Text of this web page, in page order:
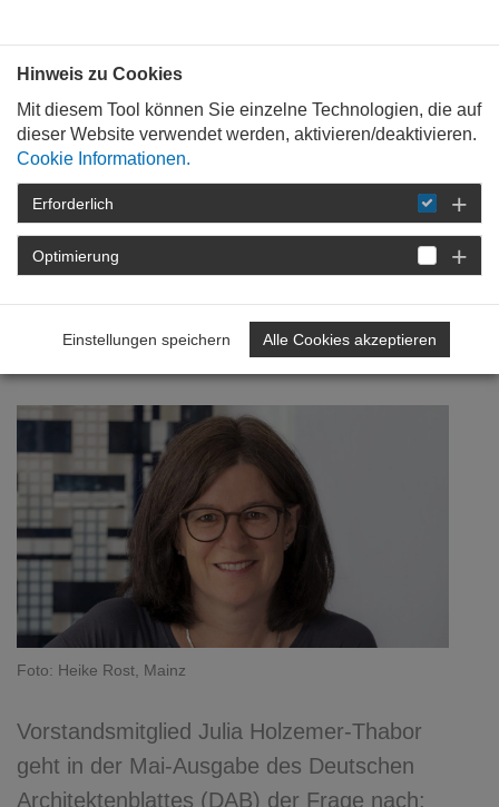
STARTSEITE DETAIL
Angestellte + Beamte =
kompetente Vielfalt
Foto: Heike Rost, Mainz
Vorstandsmitglied Julia Holzemer-Thabor
geht in der Mai-Ausgabe des Deutschen
Architektenblattes (DAB) der Frage nach:
Hinweis zu Cookies
Mit diesem Tool können Sie einzelne Technologien, die auf
dieser Website verwendet werden, aktivieren/deaktivieren.
Cookie Informationen.
Erforderlich
Optimierung
Einstellungen speichern Alle Cookies akzeptieren